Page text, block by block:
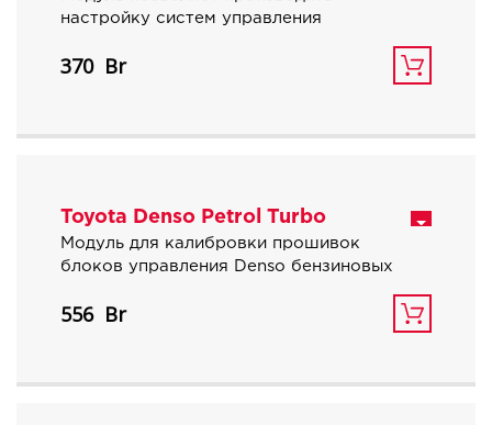
настройку систем управления
Toyota, Lexus нового поколения с
370
Toyota Denso Petrol Turbo
Модуль для калибровки прошивок
блоков управления Denso бензиновых
Lexus. Предзаказ.
556